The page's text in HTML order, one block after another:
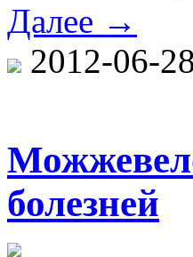
Далее →
2012-06-
болезней